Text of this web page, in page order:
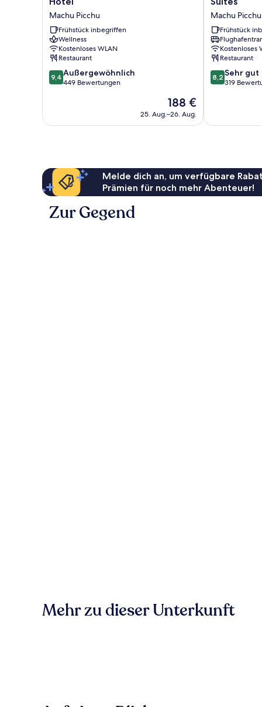
Hotel
Machu
Picchu
Machu Picchu
Frühstück inbegriffen
Wellness
Kostenloses WLAN
Restaurant
9.4
von
Bewertungen
9,4 Außergewöhnlich
449 Bewertungen
Der
Preis
beträgt
188 €
25. Aug.–26. Aug.
Hotel
&
Suites
Machu
Picchu
Machu Picchu
Frühstück
Kostenloses
Restaurant
8.2
von
319
8,2 Sehr gut
319
Melde dich an, um verfügbare
Prämien für noch mehr Abenteuer!
Zur Gegend
Mehr zu dieser Unterkunft